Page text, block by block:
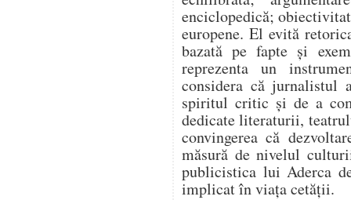
enciclopedică;
europene. El evită
bazată pe fapte și
reprezenta un
considera că jurnalistul
spiritul critic și de a
dedicate literaturii,
convingerea că
măsură de nivelul
publicistica lui Aderca
implicat în viața cetății.